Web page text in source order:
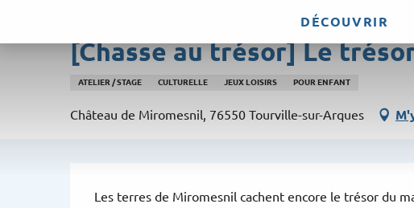
contenu
DÉCOUVRIR
Jeudi 6 août de 14:30 à 16:00 / Jeudi 13 août de 14:30 à
[Chasse au trésor] Le
ATELIER / STAGE CULTURELLE JEUX LOISIRS POUR ENFANT
Château de Miromesnil, 76550 Tourville-sur-Arques
Description
Les terres de Miromesnil cachent encore le trésor du